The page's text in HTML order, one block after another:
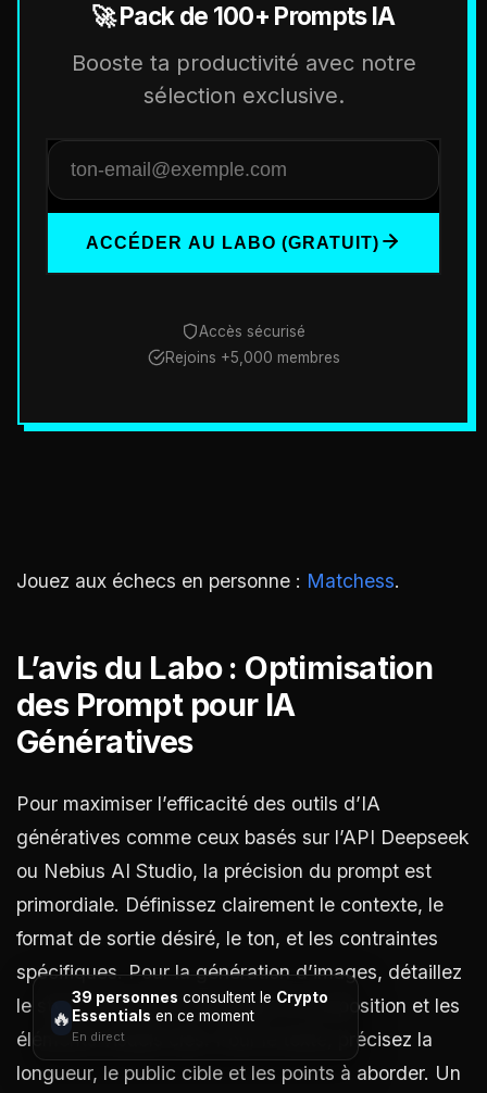
🚀 Pack de 100+ Prompts IA
Booste ta productivité avec notre
sélection exclusive.
ACCÉDER AU LABO (GRATUIT)
Accès sécurisé
Rejoins +5,000 membres
Jouez aux échecs en personne : Matchess.
L’avis du Labo : Optimisation
des Prompt pour IA
Génératives
Pour maximiser l’efficacité des outils d’IA
génératives comme ceux basés sur l’API Deepseek
ou Nebius AI Studio, la précision du prompt est
primordiale. Définissez clairement le contexte, le
format de sortie désiré, le ton, et les contraintes
spécifiques. Pour la génération d’images, détaillez
le style artistique, l’éclairage, la composition et les
éléments visuels clés. Pour le texte, précisez la
longueur, le public cible et les points à aborder. Un
🔥
39 personnes consultent le Crypto
Essentials en ce moment
En direct